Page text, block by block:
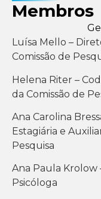
Membros
Luísa Mello –
Comissão de
Helena Riter –
da Comissão de
Ana Carolina
Estagiária e
Pesquisa
Ana Paula Krolow
Psicóloga